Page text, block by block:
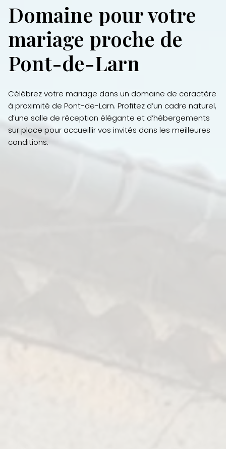
Domaine pour votre
mariage proche de
Pont-de-Larn
Célébrez votre mariage dans un domaine de caractère
à proximité de Pont-de-Larn. Profitez d’un cadre naturel,
d’une salle de réception élégante et d’hébergements
sur place pour accueillir vos invités dans les meilleures
conditions.